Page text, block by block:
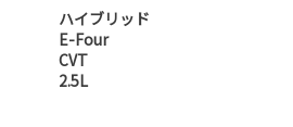
ハイブリッド
E-Four
CVT
2.5L